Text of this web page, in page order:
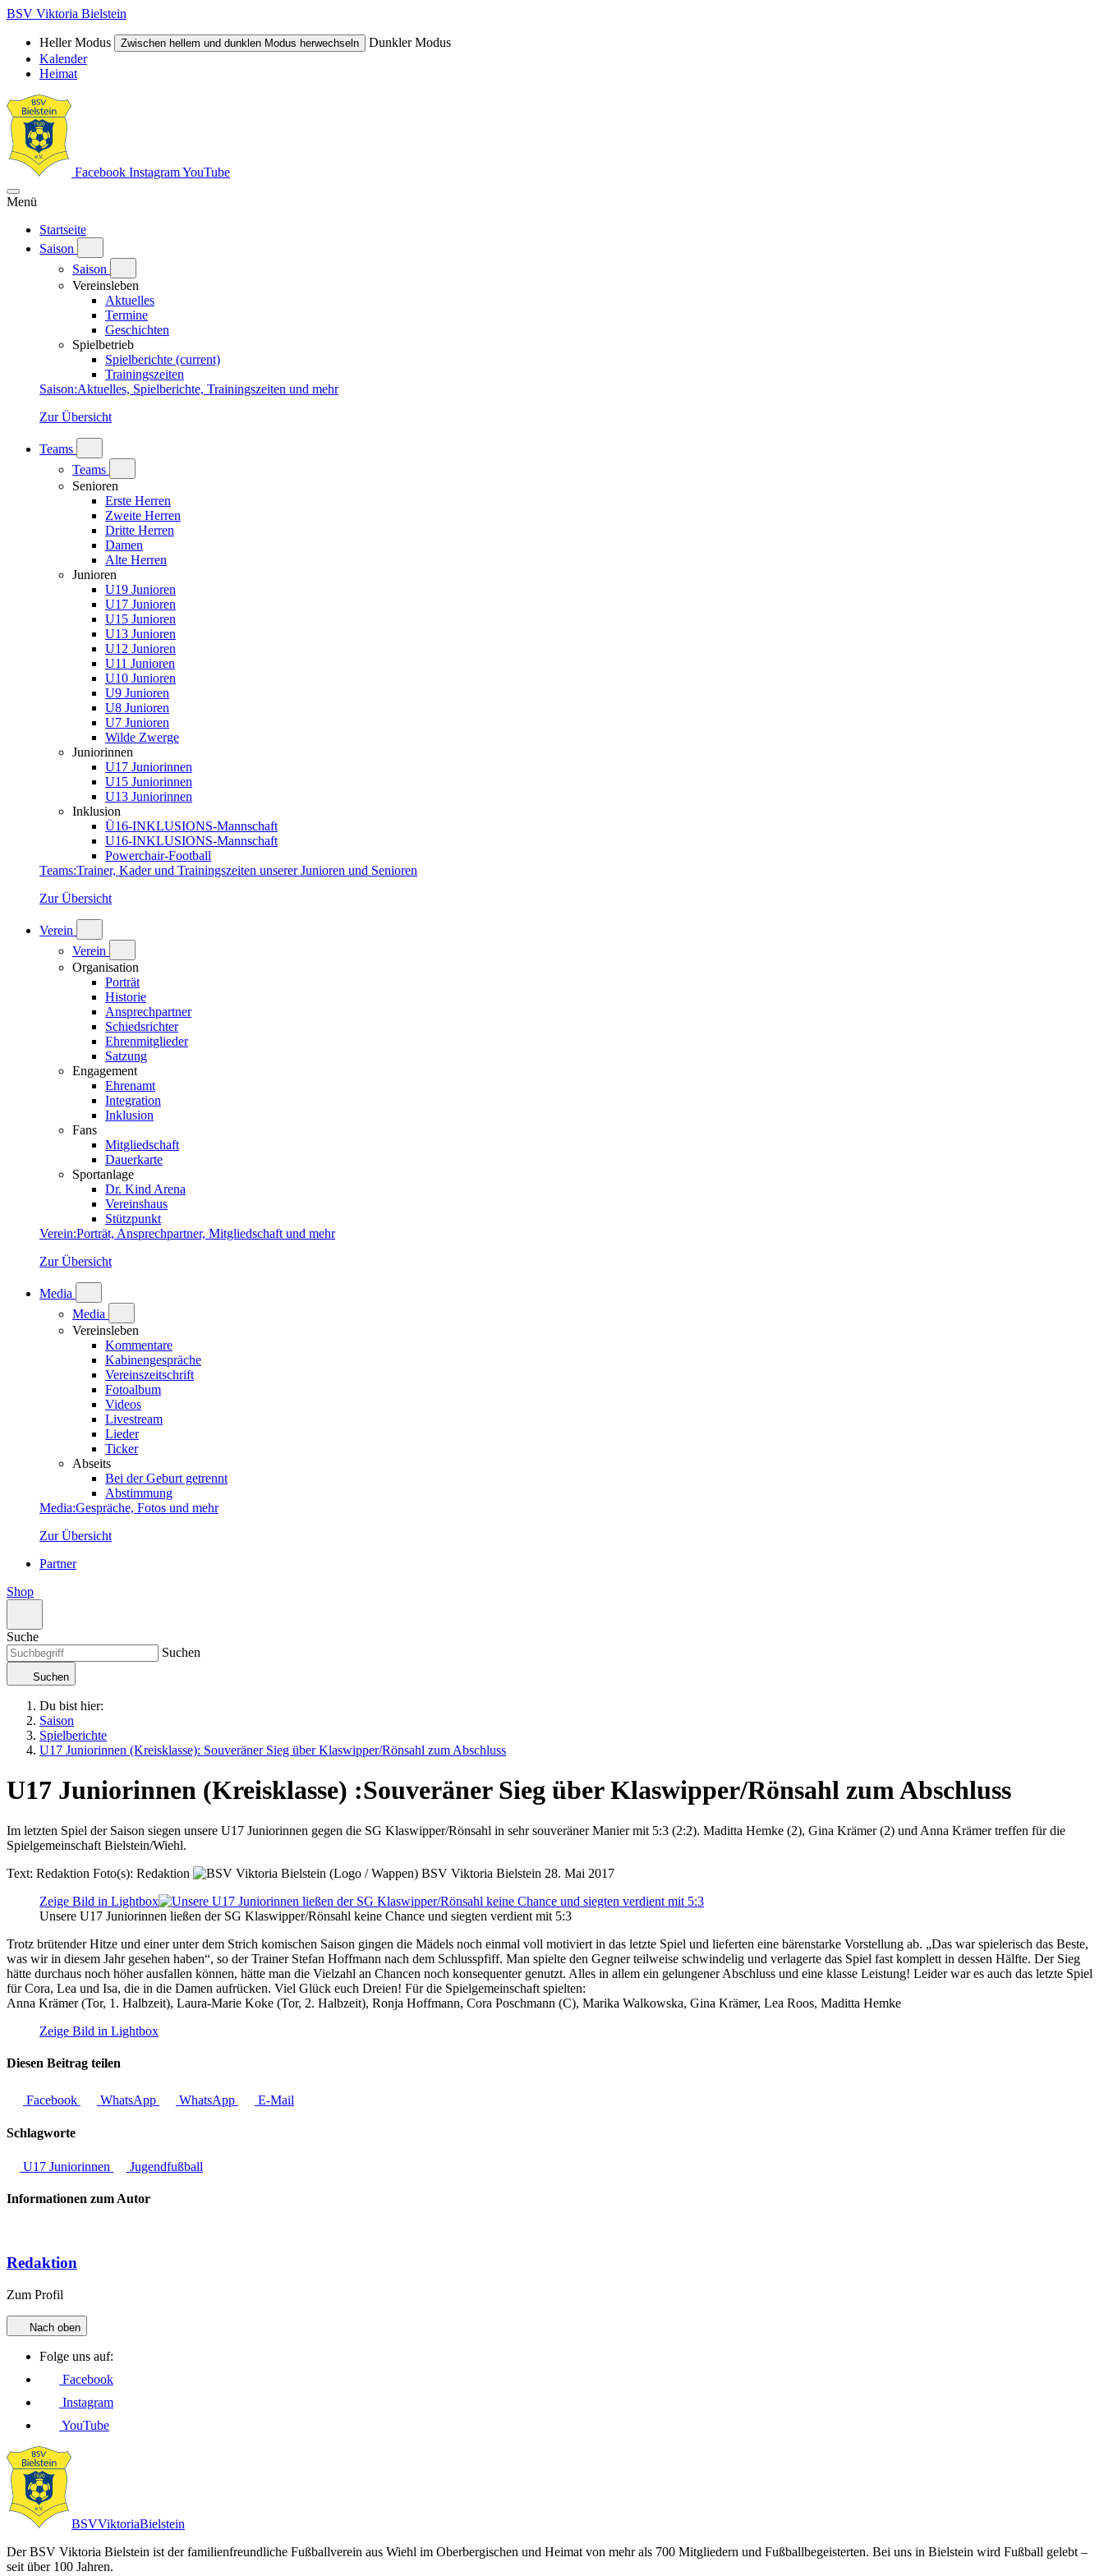
BSV Viktoria Bielstein
Heller Modus Zwischen hellem und dunklen Modus herwechseln
Dunkler Modus
Kalender
Heimat
Facebook InstagramYouTube
Menü
Startseite
Saison
Saison
Vereinsleben
Aktuelles
Termine
Geschichten
Spielbetrieb
Spielberichte (current)
Trainingszeiten
Saison:Aktuelles, Spielberichte, Trainingszeiten und mehr
Zur Übersicht
Teams
Teams
Senioren
Erste Herren
Zweite Herren
Dritte Herren
Damen
Alte Herren
Junioren
U19 Junioren
U17 Junioren
U15 Junioren
U13 Junioren
U12 Junioren
U11 Junioren
U10 Junioren
U9 Junioren
U8 Junioren
U7 Junioren
Wilde Zwerge
Juniorinnen
U17 Juniorinnen
U15 Juniorinnen
U13 Juniorinnen
Inklusion
Ü16-INKLUSIONS-Mannschaft
U16-INKLUSIONS-Mannschaft
Powerchair-Football
Teams:Trainer, Kader und Trainingszeiten unserer Junioren und Senioren
Zur Übersicht
Verein
Verein
Organisation
Porträt
Historie
Ansprechpartner
Schiedsrichter
Ehrenmitglieder
Satzung
Engagement
Ehrenamt
Integration
Inklusion
Fans
Mitgliedschaft
Dauerkarte
Sportanlage
Dr. Kind Arena
Vereinshaus
Stützpunkt
Verein:Porträt, Ansprechpartner, Mitgliedschaft und mehr
Zur Übersicht
Media
Media
Vereinsleben
Kommentare
Kabinengespräche
Vereinszeitschrift
Fotoalbum
Videos
Livestream
Lieder
Ticker
Abseits
Bei der Geburt getrennt
Abstimmung
Media:Gespräche, Fotos und mehr
Zur Übersicht
Partner
Shop
Suche
Suchen
Suchen
Du bist hier:
Saison
Spielberichte
U17 Juniorinnen (Kreisklasse): Souveräner Sieg über Klaswipper/Rönsahl zum Abschluss
U17 Juniorinnen (Kreisklasse) :Souveräner Sieg über Klaswipper/Rönsahl zum Abschluss
Im letzten Spiel der Saison siegen unsere U17 Juniorinnen gegen die SG Klaswipper/Rönsahl in sehr souveräner Manier mit 5:3 (2:2). Maditta Hemke (2), Gina Krämer (2) und Anna Krämer treffen für die
Spielgemeinschaft Bielstein/Wiehl.
Text: Redaktion Foto(s): Redaktion BSV Viktoria Bielstein 28. Mai 2017
Zeige Bild in Lightbox
Unsere U17 Juniorinnen ließen der SG Klaswipper/Rönsahl keine Chance und siegten verdient mit 5:3
Trotz brütender Hitze und einer unter dem Strich komischen Saison gingen die Mädels noch einmal voll motiviert in das letzte Spiel und lieferten eine bärenstarke Vorstellung ab. „Das war spielerisch das Beste,
was wir in diesem Jahr gesehen haben“, so der Trainer Stefan Hoffmann nach dem Schlusspfiff. Man spielte den Gegner teilweise schwindelig und verlagerte das Spiel fast komplett in dessen Hälfte. Der Sieg
hätte durchaus noch höher ausfallen können, hätte man die Vielzahl an Chancen noch konsequenter genutzt. Alles in allem ein gelungener Abschluss und eine klasse Leistung! Leider war es auch das letzte Spiel
für Cora, Lea und Isa, die in die Damen aufrücken. Viel Glück euch Dreien! Für die Spielgemeinschaft spielten:
Anna Krämer (Tor, 1. Halbzeit), Laura-Marie Koke (Tor, 2. Halbzeit), Ronja Hoffmann, Cora Poschmann (C), Marika Walkowska, Gina Krämer, Lea Roos, Maditta Hemke
Zeige Bild in Lightbox
Diesen Beitrag teilen
Facebook WhatsApp WhatsApp E-Mail
Schlagworte
U17 Juniorinnen Jugendfußball
Informationen zum Autor
Redaktion
Zum Profil
Nach oben
Folge uns auf:
Facebook
Instagram
YouTube
BSVViktoriaBielstein
Der BSV Viktoria Bielstein ist der familienfreundliche Fußballverein aus Wiehl im Oberbergischen und Heimat von mehr als 700 Mitgliedern und Fußballbegeisterten. Bei uns in Bielstein wird Fußball gelebt –
seit über 100 Jahren.